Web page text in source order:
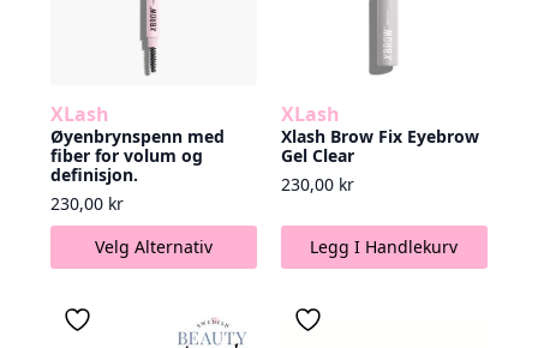
XLash
Øyenbrynspenn med
fiber for volum og
definisjon.
230,00 kr
Velg Alternativ
Dette
produktet
flere
XLash
Xlash Brow Fix Eyebrow
Gel Clear
230,00 kr
Legg I Handlekurv